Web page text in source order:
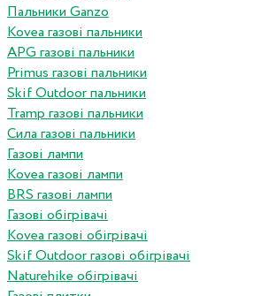
Пальники Ganzo
Kovea газові пальники
APG газові пальники
Primus газові пальники
Skif Outdoor пальники
Tramp газові пальники
Сила газові пальники
Газові лампи
Kovea газові лампи
BRS газові лампи
Газові обігрівачі
Kovea газові обігрівачі
Skif Outdoor газові обігрівачі
Naturehike обігрівачі